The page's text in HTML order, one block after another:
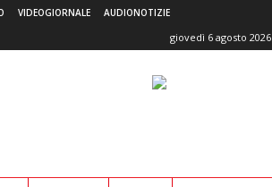
VIDEOGIORNALE AUDIONOTIZIE
giovedì 6 agosto 2026